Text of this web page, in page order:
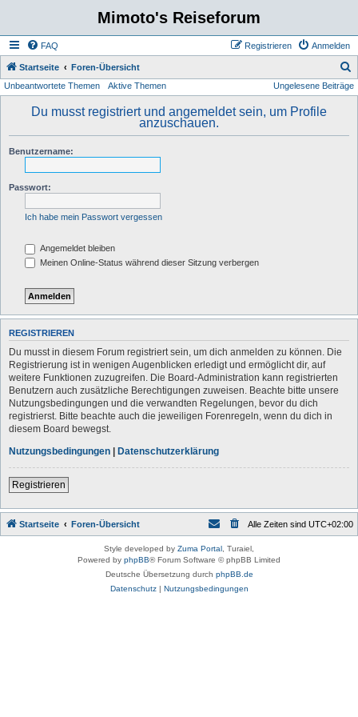
Mimoto's Reiseforum
FAQ Anmelden
Registrieren
Startseite Foren-Übersicht
u
Unbeantwortete Themen Aktive Themen Ungelesene Beiträge
Du musst registriert und angemeldet sein, um Profile
anzuschauen.
Benutzername:
Passwort:
Ich habe mein Passwort vergessen
Angemeldet bleiben
Meinen Online-Status während dieser Sitzung verbergen
REGISTRIEREN
Du musst in diesem Forum registriert sein, um dich anmelden zu können. Die
Registrierung ist in wenigen Augenblicken erledigt und ermöglicht dir, auf
weitere Funktionen zuzugreifen. Die Board-Administration kann registrierten
Benutzern auch zusätzliche Berechtigungen zuweisen. Beachte bitte unsere
Nutzungsbedingungen und die verwandten Regelungen, bevor du dich
registrierst. Bitte beachte auch die jeweiligen Forenregeln, wenn du dich in
diesem Board bewegst.
Nutzungsbedingungen | Datenschutzerklärung
Registrieren
Startseite Foren-Übersicht Alle Zeiten sind UTC+02:00
Style developed by Zuma Portal , Turaiel,
Powered by phpBB® Forum Software © phpBB Limited
Deutsche Übersetzung durch phpBB.de
Datenschutz| Nutzungsbedingungen